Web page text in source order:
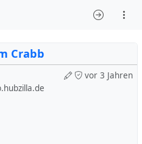
Crabb
vor 3 Jahren